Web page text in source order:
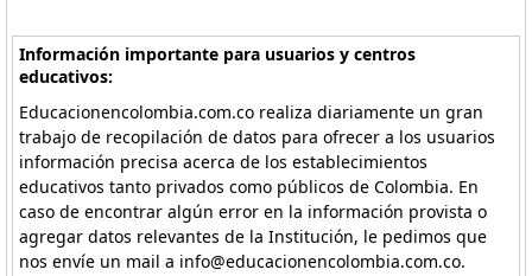
Información importante para usuarios y centros
educativos:
Educacionencolombia.com.co realiza diariamente un gran
trabajo de recopilación de datos para ofrecer a los usuarios
información precisa acerca de los establecimientos
educativos tanto privados como públicos de Colombia. En
caso de encontrar algún error en la información provista o
agregar datos relevantes de la Institución, le pedimos que
nos envíe un mail a info@educacionencolombia.com.co.